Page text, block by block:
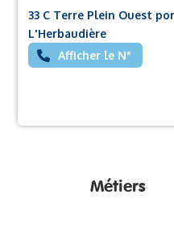
33 C Terre Plein Ouest
L'Herbaudière
Afficher le N°
Métiers